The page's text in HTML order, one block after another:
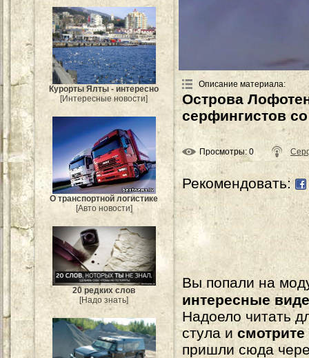
Курорты Ялты - интересно
[Интересные новости]
О транспортной логистике
[Авто новости]
20 редких слов
[Надо знать]
Описание материала:
Острова
серфингистов
Просмотры: 0
Рекомендовать:
Вы попали на
интересные
Надоело читать
стула и
пришли сюда